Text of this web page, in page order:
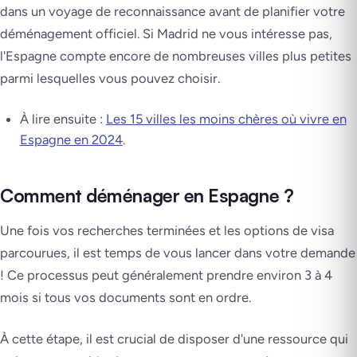
dans un voyage de reconnaissance avant de planifier votre
déménagement officiel. Si Madrid ne vous intéresse pas,
l'Espagne compte encore de nombreuses villes plus petites
parmi lesquelles vous pouvez choisir.
À lire ensuite : Les 15 villes les moins chères où vivre en
Espagne en 2024.
Comment déménager en Espagne ?
Une fois vos recherches terminées et les options de visa
parcourues, il est temps de vous lancer dans votre demande
! Ce processus peut généralement prendre environ 3 à 4
mois si tous vos documents sont en ordre.
À cette étape, il est crucial de disposer d'une ressource qui